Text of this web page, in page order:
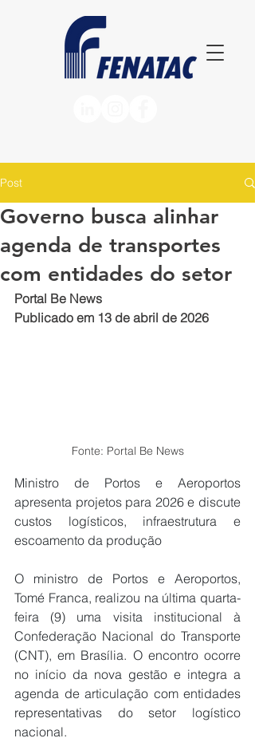
Post
Governo busca alinhar
agenda de transportes
com entidades do setor
Portal Be News
Publicado em 13 de abril de 2026
Fonte: Portal Be News
Ministro de Portos e Aeroportos
apresenta projetos para 2026 e discute
custos logísticos, infraestrutura e
escoamento da produção
O ministro de Portos e Aeroportos,
Tomé Franca, realizou na última quarta-
feira (9) uma visita institucional à
Confederação Nacional do Transporte
(CNT), em Brasília. O encontro ocorre
no início da nova gestão e integra a
agenda de articulação com entidades
representativas do setor logístico
nacional.